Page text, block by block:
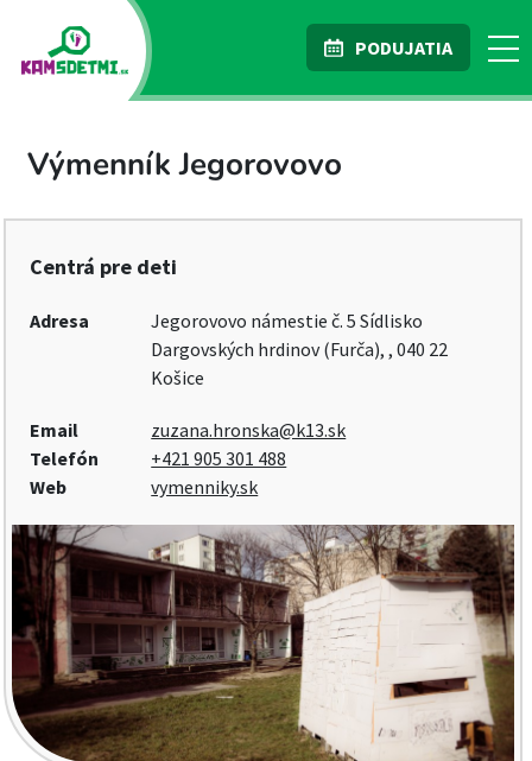
PODUJATIA
Výmenník Jegorovovo
Centrá pre deti
Adresa
Jegorovovo námestie č. 5 Sídlisko
Dargovských hrdinov (Furča), , 040 22
Košice
Email
zuzana.hronska@k13.sk
Telefón
+421 905 301 488
Web
vymenniky.sk